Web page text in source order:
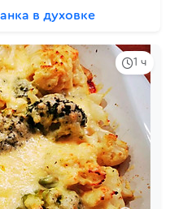
в духовке
1 ч